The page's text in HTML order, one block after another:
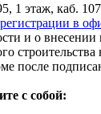
1 этаж, каб.
в
и о
с собой: